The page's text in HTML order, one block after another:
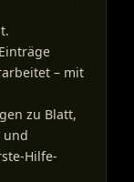
– mit
zu Blatt,
und
Hilfe-